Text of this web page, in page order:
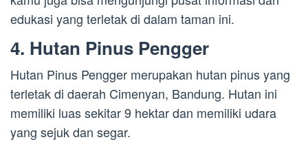
edukasi yang terletak di dalam taman ini.
4. Hutan Pinus Pengger
Hutan Pinus Pengger merupakan hutan pinus yang
terletak di daerah Cimenyan, Bandung. Hutan ini
memiliki luas sekitar 9 hektar dan memiliki udara
yang sejuk dan segar.